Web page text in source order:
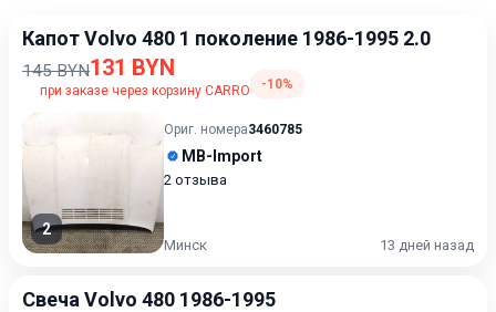
Капот Volvo 480 1 поколение 1986-1995 2.0
145 BYN131 BYN
при заказе через корзину CARRO -10%
2
Ориг. номера3460785
MB-Import
2 отзыва
Минск 13 дней назад
Свеча Volvo 480 1986-1995